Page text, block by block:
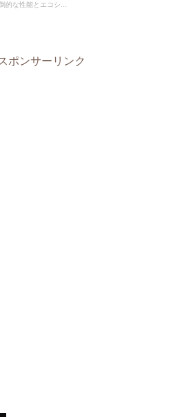
的な性能とエコシ...
ポンサーリンク